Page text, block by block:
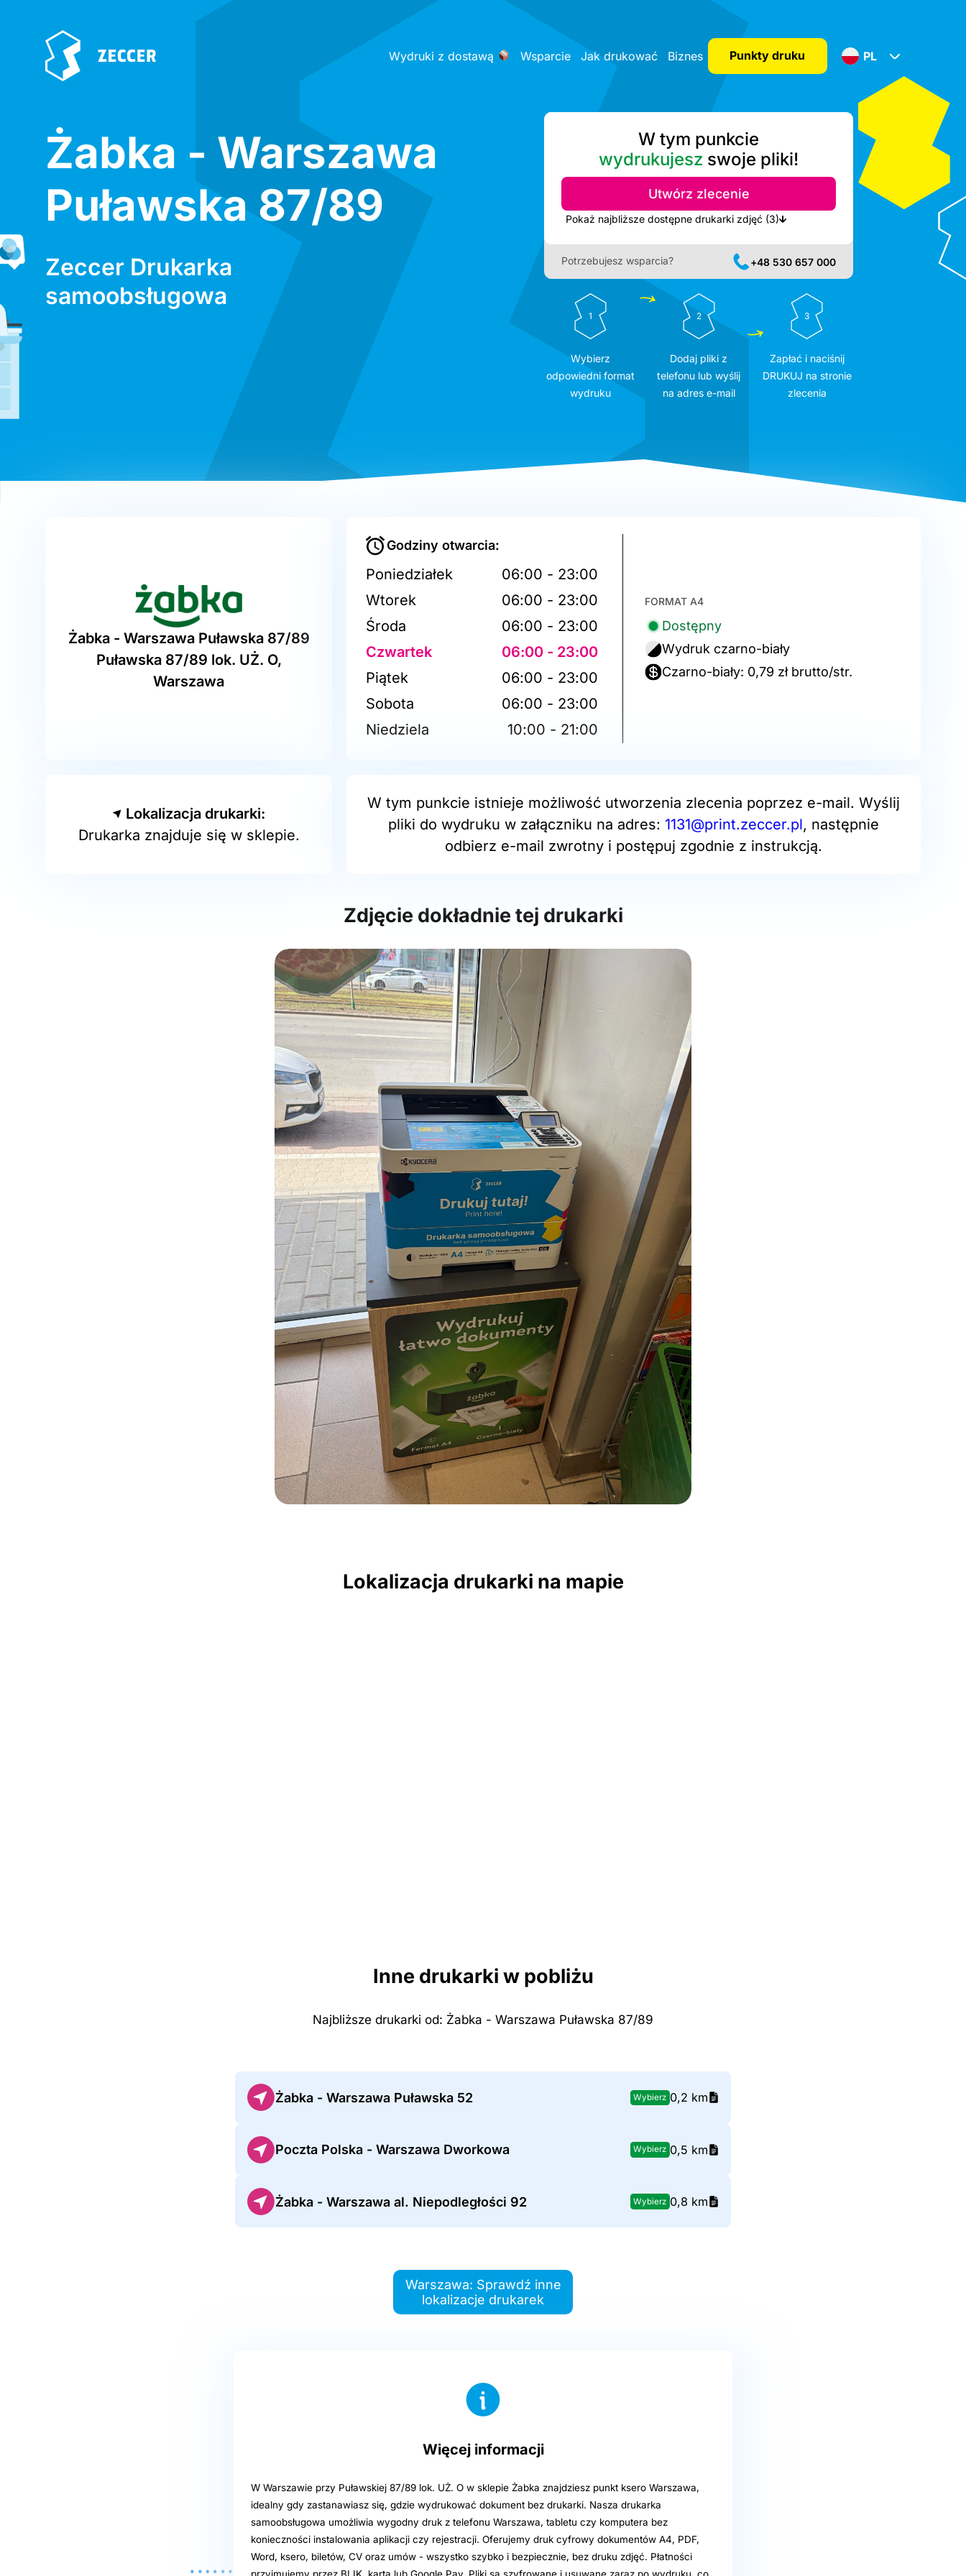
Wydruki z dostawą Wsparcie Jak drukować Biznes Punkty druku PL
Żabka - Warszawa
Puławska 87/89
Zeccer Drukarka
samoobsługowa
W tym punkcie
wydrukujesz swoje pliki!
Utwórz zlecenie
Pokaż najbliższe dostępne drukarki zdjęć (3)
Potrzebujesz wsparcia? +48 530 657 000
1
Wybierz
odpowiedni format
wydruku
2
Dodaj pliki z
telefonu lub wyślij
na adres e-mail
3
Zapłać i naciśnij
DRUKUJ na stronie
zlecenia
Żabka - Warszawa Puławska 87/89
Puławska 87/89 lok. UŻ. O,
Warszawa
Godziny otwarcia:
Poniedziałek
06:00 - 23:00
Wtorek
06:00 - 23:00
Środa
06:00 - 23:00
Czwartek
06:00 - 23:00
Piątek
06:00 - 23:00
Sobota
06:00 - 23:00
Niedziela
10:00 - 21:00
FORMAT A4
Dostępny
Wydruk czarno-biały
Czarno-biały: 0,79 zł brutto/str.
Lokalizacja drukarki:
Drukarka znajduje się w sklepie.
W tym punkcie istnieje możliwość utworzenia zlecenia poprzez e-mail. Wyślij
pliki do wydruku w załączniku na adres: 1131@print.zeccer.pl, następnie
odbierz e-mail zwrotny i postępuj zgodnie z instrukcją.
Zdjęcie dokładnie tej drukarki
Lokalizacja drukarki na mapie
Inne drukarki w pobliżu
Najbliższe drukarki od: Żabka - Warszawa Puławska 87/89
Żabka - Warszawa Puławska 52 Wybierz 0,2 km
Poczta Polska - Warszawa Dworkowa Wybierz 0,5 km
Żabka - Warszawa al. Niepodległości 92 Wybierz 0,8 km
Warszawa: Sprawdź inne
lokalizacje drukarek
Więcej informacji
W Warszawie przy Puławskiej 87/89 lok. UŻ. O w sklepie Żabka znajdziesz punkt ksero Warszawa,
idealny gdy zastanawiasz się, gdzie wydrukować dokument bez drukarki. Nasza drukarka
samoobsługowa umożliwia wygodny druk z telefonu Warszawa, tabletu czy komputera bez
konieczności instalowania aplikacji czy rejestracji. Oferujemy druk cyfrowy dokumentów A4, PDF,
Word, ksero, biletów, CV oraz umów - wszystko szybko i bezpiecznie, bez druku zdjęć. Płatności